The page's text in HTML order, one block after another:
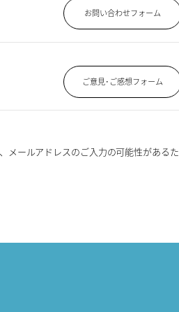
お問い合わせフォーム
ご意見･ご感想フォーム
メールアドレスのご入力の可能性があるた